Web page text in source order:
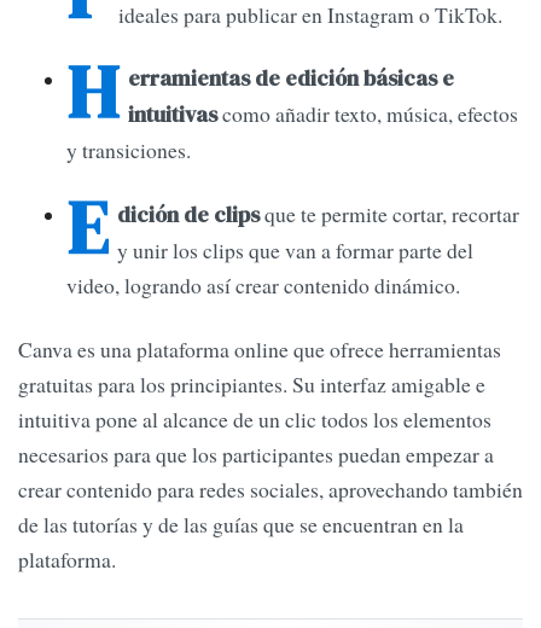
ideales para publicar en Instagram o TikTok.
H erramientas de edición básicas e
intuitivascomo añadir texto, música, efectos
y transiciones.
E dición de clipsque te permite cortar, recortar
y unir los clips que van a formar parte del
video, logrando así crear contenido dinámico.
Canva es una plataforma online que ofrece herramientas
gratuitas para los principiantes. Su interfaz amigable e
intuitiva pone al alcance de un clic todos los elementos
necesarios para que los participantes puedan empezar a
crear contenido para redes sociales, aprovechando también
de las tutorías y de las guías que se encuentran en la
plataforma.